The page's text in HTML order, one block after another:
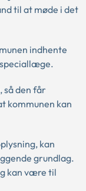
til at møde i det
indhente
så den får
kommunen kan
kan
grundlag.
kan være til